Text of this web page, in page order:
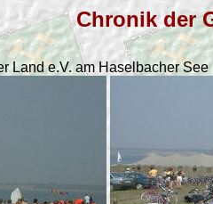
Chronik der
Land e.V. am Haselbacher See